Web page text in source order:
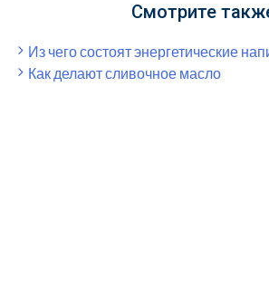
Смотрите
Из чего состоят энергетические
Как делают сливочное масло